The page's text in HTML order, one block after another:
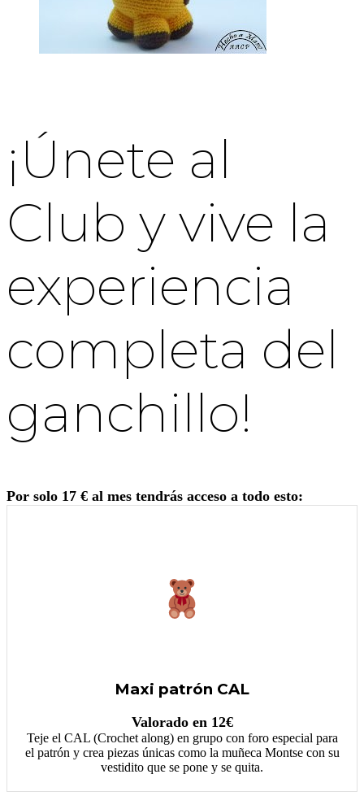
¡Únete al
Club y vive la
experiencia
completa del
ganchillo!
Por solo 17 € al mes tendrás acceso a todo esto:
Maxi patrón CAL
Valorado en 12€
Teje el CAL (Crochet along) en grupo con foro especial para
el patrón y crea piezas únicas como la muñeca Montse con su
vestidito que se pone y se quita.